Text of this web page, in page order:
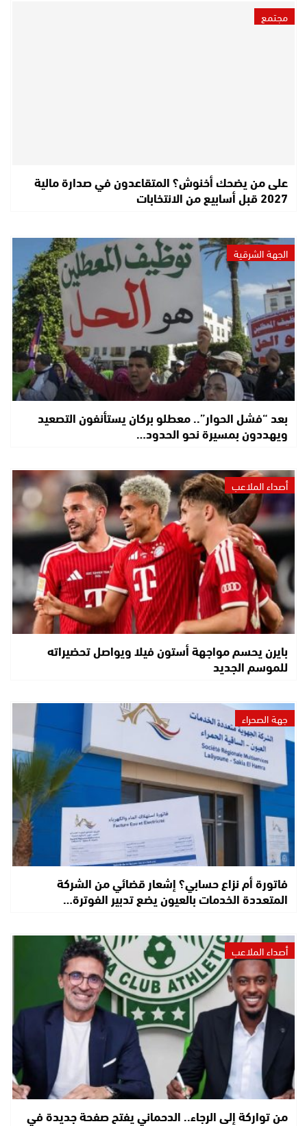
مجتمع
على من يضحك أخنوش؟ المتقاعدون في صدارة مالية
2027 قبل أسابيع من الانتخابات
الجهة الشرقية
بعد “فشل الحوار”.. معطلو بركان يستأنفون التصعيد
ويهددون بمسيرة نحو الحدود…
أصداء الملاعب
بايرن يحسم مواجهة أستون فيلا ويواصل تحضيراته
للموسم الجديد
جهة الصحراء
فاتورة أم نزاع حسابي؟ إشعار قضائي من الشركة
المتعددة الخدمات بالعيون يضع تدبير الفوترة…
أصداء الملاعب
من تواركة إلى الرجاء.. الدحماني يفتح صفحة جديدة في